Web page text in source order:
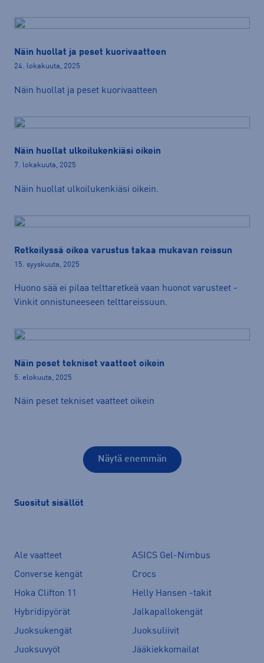
Näin huollat ja peset kuorivaatteen
24. lokakuuta, 2025
Näin huollat ja peset kuorivaatteen
Näin huollat ulkoilukenkiäsi oikein
7. lokakuuta, 2025
Näin huollat ulkoilukenkiäsi oikein.
Retkeilyssä oikea varustus takaa mukavan reissun
15. syyskuuta, 2025
Huono sää ei pilaa telttaretkeä vaan huonot varusteet -
Vinkit onnistuneeseen telttareissuun.
Näin peset tekniset vaatteet oikein
5. elokuuta, 2025
Näin peset tekniset vaatteet oikein
Näytä enemmän
Suositut sisällöt
Ale vaatteet
ASICS Gel-Nimbus
Converse kengät
Crocs
Hoka Clifton 11
Helly Hansen -takit
Hybridipyörät
Jalkapallokengät
Juoksukengät
Juoksuliivit
Juoksuvyöt
Jääkiekkomailat